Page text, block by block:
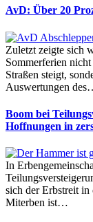
AvD: Über 20
Zuletzt zeigte sich
Sommerferien
Straßen steigt,
Auswertungen
Boom bei
Hoffnungen in
In
sich der Erbstreit
Miterben ist…